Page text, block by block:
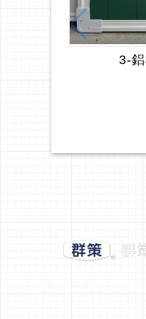
3-